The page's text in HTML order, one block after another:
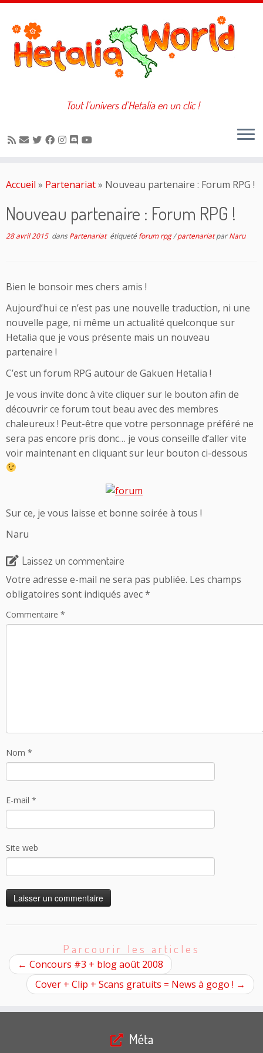
au
Tout l'univers d'Hetalia en un clic !
Accueil » Partenariat» Nouveau partenaire : Forum RPG !
Nouveau partenaire : Forum RPG !
28 avril 2015dansPartenariat étiqueté forum rpg/partenariatparNaru
Bien le bonsoir mes chers amis !
Aujourd’hui ce n’est pas une nouvelle traduction, ni une
nouvelle page, ni même un actualité quelconque sur
Hetalia que je vous présente mais un nouveau
partenaire !
C’est un forum RPG autour de Gakuen Hetalia !
Je vous invite donc à vite cliquer sur le bouton afin de
découvrir ce forum tout beau avec des membres
chaleureux ! Peut-être que votre personnage préféré ne
sera pas encore pris donc… je vous conseille d’aller vite
voir maintenant en cliquant sur leur bouton ci-dessous
Sur ce, je vous laisse et bonne soirée à tous !
Naru
Laissez un commentaire
Votre adresse e-mail ne sera pas publiée. Les champs
obligatoires sont indiqués avec*
Commentaire *
Nom *
E-mail *
Site web
Parcourir les articles
← Concours #3 + blog août 2008
Cover + Clip + Scans gratuits = News à gogo ! →
Méta